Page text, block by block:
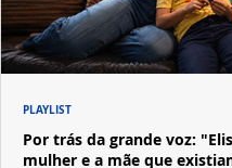
Por trás da grande voz:
mulher e a mãe que
PLAYLIST